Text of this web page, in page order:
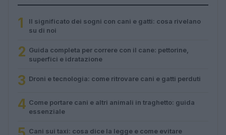
1
Il significato dei sogni con cani e gatti: cosa rivelano
su di noi
2 Guida completa per correre con il cane: pettorine,
superfici e idratazione
3 Droni e tecnologia: come ritrovare cani e gatti perduti
4 Come portare cani e altri animali in traghetto: guida
essenziale
Cani sui taxi: cosa dice la legge e come evitare